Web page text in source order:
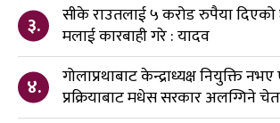
३.
सीके राउतलाई ५ करोड रुपैया दिएको
मलाई कारबाही गरे : यादव
४.
गोलाप्रथाबाट केन्द्राध्यक्ष नियुक्ति
प्रक्रियाबाट मधेस सरकार अलग्गिने